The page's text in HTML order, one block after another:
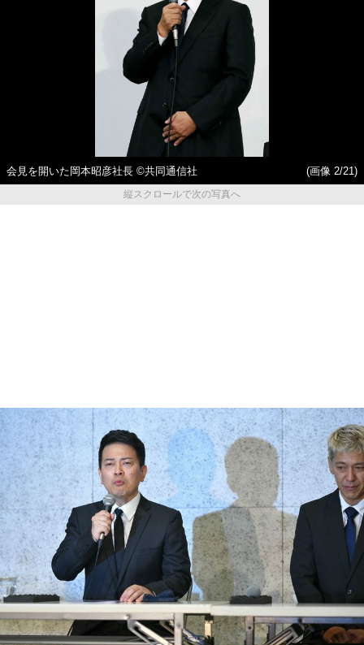
会見を開いた岡本昭彦社長 ©共同通信社
(画像 2/21)
縦スクロールで次の写真へ